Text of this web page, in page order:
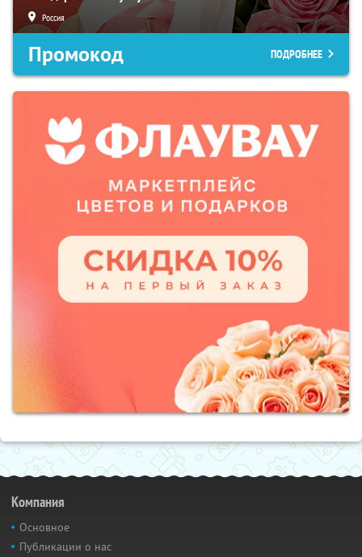
Россия
Промокод ПОДРОБНЕЕ
Компания
Основное
Публикации о нас